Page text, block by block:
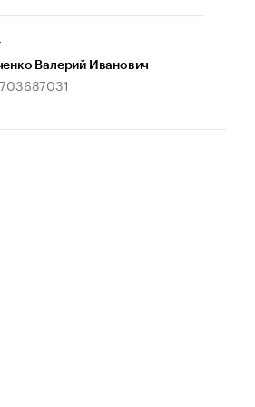
Валерий Иванович